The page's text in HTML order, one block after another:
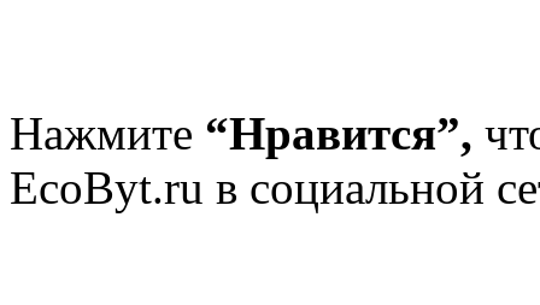
Нажмите “Нравится”,
EcoByt.ru в социальной